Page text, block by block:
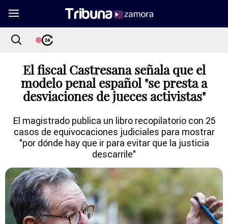
El fiscal Castresana señala que el
modelo penal español "se presta a
desviaciones de jueces activistas"
El magistrado publica un libro recopilatorio con 25
casos de equivocaciones judiciales para mostrar
"por dónde hay que ir para evitar que la justicia
descarrile"